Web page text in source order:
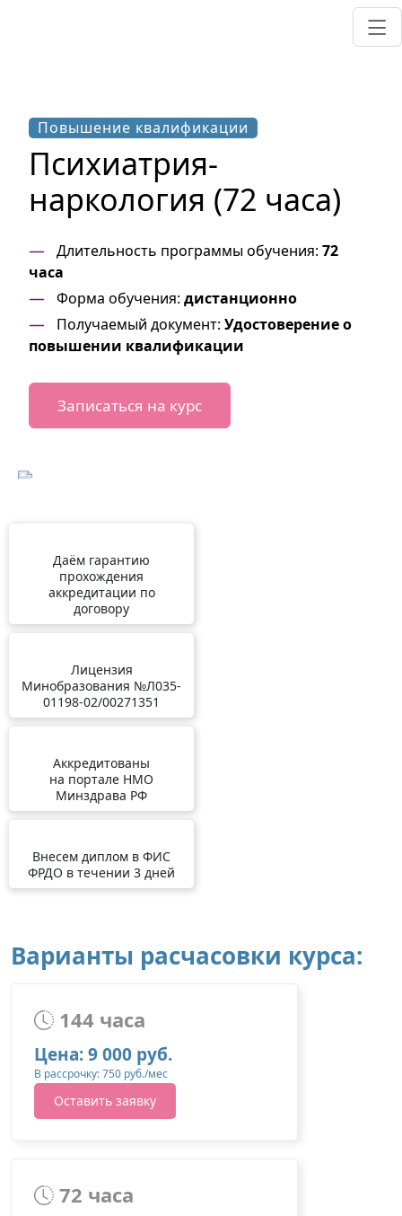
Повышение квалификации
Психиатрия-
наркология (72 часа)
Длительность программы обучения: 72
часа
Форма обучения: дистанционно
Получаемый документ: Удостоверение о
повышении квалификации
Записаться на курс
Даём гарантию
прохождения
аккредитации по
договору
Лицензия
Минобразования №Л035-
01198-02/00271351
Аккредитованы
на портале НМО
Минздрава РФ
Внесем диплом в ФИС
ФРДО в течении 3 дней
Варианты расчасовки курса:
144 часа
Цена: 9 000 руб.
В рассрочку: 750 руб./мес
Оставить заявку
72 часа